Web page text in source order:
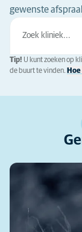
gewenste
Tip! U kunt zoeken op
de buurt te vinden.